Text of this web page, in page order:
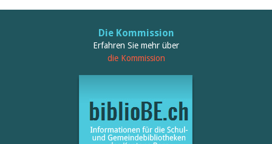
2013
Die Kommission
Erfahren Sie mehr über
die Kommission